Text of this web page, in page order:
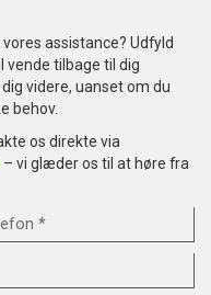
assistance? Udfyld
vende tilbage til dig
videre, uanset om du
behov.
os direkte via
– vi glæder os til at høre fra